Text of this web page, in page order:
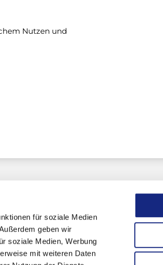
für soziale Medien
geben wir
soziale Medien, Werbung
mit weiteren Daten
Nutzen und